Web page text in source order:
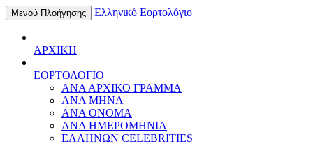
Μενού Πλοήγησης Ελληνικό Εορτολόγιο
ΑΡΧΙΚΗ
ΕΟΡΤΟΛΟΓΙΟ
ΑΝΑ ΑΡΧΙΚΟ ΓΡΑΜΜΑ
ΑΝΑ ΜΗΝΑ
ΑΝΑ ΟΝΟΜΑ
ΑΝΑ ΗΜΕΡΟΜΗΝΙΑ
ΕΛΛΗΝΩΝ CELEBRITIES